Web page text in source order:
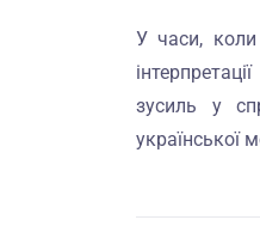
У часи, коли
зусиль у
української